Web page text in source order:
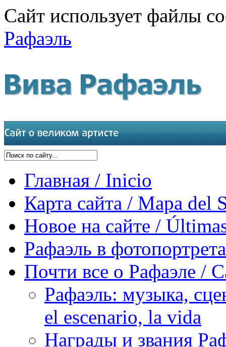
Сайт использует файлы
Рафаэль
Главная / Inicio
Карта сайта / Mapa del
Новое на сайте /
Рафаэль в
Почти все о Рафаэле /
Рафаэль: музыка,
el escenario, la vida
Награды и звания